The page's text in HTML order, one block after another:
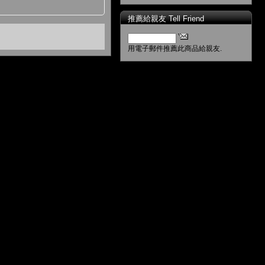
推薦給親友 Tell Friend
用電子郵件推薦此商品給親友.